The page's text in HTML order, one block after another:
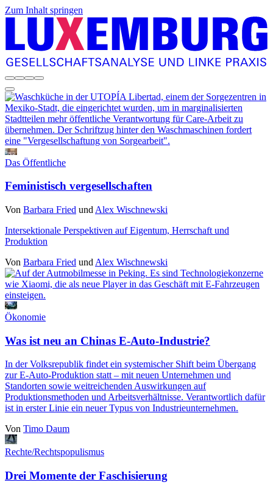
Zum Inhalt springen
Das Öffentliche
Feministisch vergesellschaften
Von Barbara Fried und Alex Wischnewski
Intersektionale Perspektiven auf Eigentum, Herrschaft und
Produktion
Von Barbara Fried und Alex Wischnewski
Ökonomie
Was ist neu an Chinas E-Auto-Industrie?
In der Volksrepublik findet ein systemischer Shift beim Übergang
zur E-Auto-Produktion statt ‒ mit neuen Unternehmen und
Standorten sowie weitreichenden Auswirkungen auf
Produktionsmethoden und Arbeitsverhältnisse. Verantwortlich dafür
ist in erster Linie ein neuer Typus von Industrieunternehmen.
Von Timo Daum
Rechte/Rechtspopulismus
Drei Momente der Faschisierung